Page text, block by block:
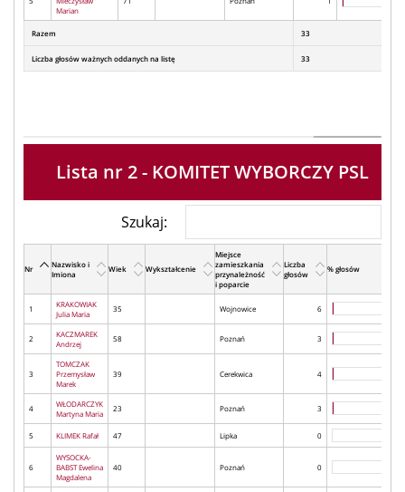
Marian
Razem 33
Liczba głosów ważnych oddanych na listę 33
Lista nr 2 - KOMITET WYBORCZY PSL
Szukaj:
Nr
Nazwisko i
Imiona
Wiek Wykształcenie
Miejsce
zamieszkania
przynależność
i poparcie
Liczba
głosów
% głosów
1
KRAKOWIAK
Julia Maria
35 Wojnowice 6
2
KACZMAREK
Andrzej
58 Poznań 3
3
TOMCZAK
Przemysław
Marek
39 Cerekwica 4
4
WŁODARCZYK
Martyna Maria
23 Poznań 3
5 KLIMEK Rafał 47 Lipka 0
6
WYSOCKA-
BABST Ewelina
Magdalena
40 Poznań 0